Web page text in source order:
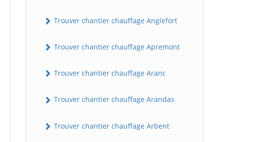
Trouver chantier chauffage Anglefort
Trouver chantier chauffage Apremont
Trouver chantier chauffage Aranc
Trouver chantier chauffage Arandas
Trouver chantier chauffage Arbent